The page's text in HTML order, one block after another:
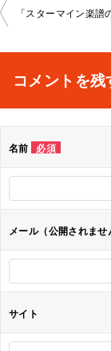
投
ビ
シ
ョ
ン
コメントを残
名前 必須
メール（公開されませ
サイト